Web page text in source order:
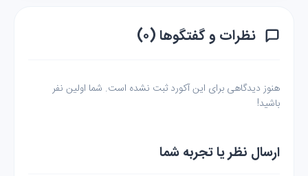
نظرات و گفتگوها (۰)
هنوز دیدگاهی برای این آکورد ثبت نشده است. شما اولین نفر
باشید!
ارسال نظر یا تجربه شما